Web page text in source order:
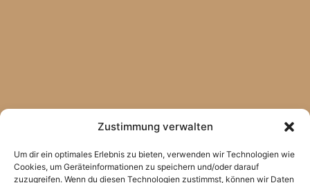
Zustimmung verwalten
Um dir ein optimales Erlebnis zu bieten, verwenden wir Technologien wie
Cookies, um Geräteinformationen zu speichern und/oder darauf
zuzugreifen. Wenn du diesen Technologien zustimmst, können wir Daten